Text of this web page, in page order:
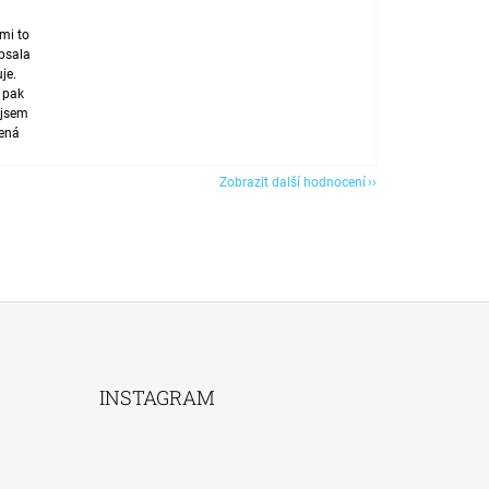
to
pak
Zobrazit další hodnocení
INSTAGRAM